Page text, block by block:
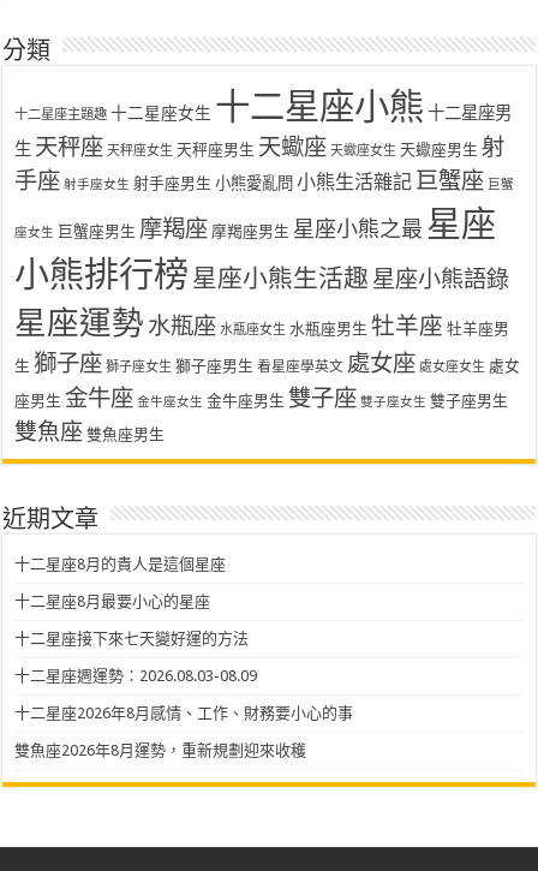
分類
十二星座主題趣 十二星座女生 十二星座小熊 十二星座男
生 天秤座 天秤座女生 天秤座男生 天蠍座 天蠍座女生 天蠍座男生 射
手座 射手座女生 射手座男生 小熊愛亂問 小熊生活雜記 巨蟹座 巨蟹
座女生 巨蟹座男生 摩羯座 摩羯座男生 星座小熊之最 星座
小熊排行榜 星座小熊生活趣 星座小熊語錄
星座運勢 水瓶座 水瓶座女生 水瓶座男生 牡羊座 牡羊座男
生 獅子座 獅子座女生 獅子座男生 看星座學英文 處女座 處女座女生 處女
座男生 金牛座 金牛座女生 金牛座男生 雙子座 雙子座女生 雙子座男生
雙魚座 雙魚座男生
近期文章
十二星座8月的貴人是這個星座
十二星座8月最要小心的星座
十二星座接下來七天變好運的方法
十二星座週運勢：2026.08.03-08.09
十二星座2026年8月感情、工作、財務要小心的事
雙魚座2026年8月運勢，重新規劃迎來收穫